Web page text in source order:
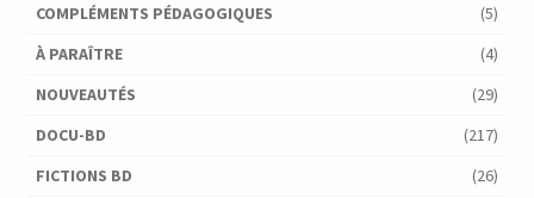
COMPLÉMENTS PÉDAGOGIQUES
(5)
À PARAÎTRE
(4)
NOUVEAUTÉS
(29)
DOCU-BD
(217)
FICTIONS BD
(26)